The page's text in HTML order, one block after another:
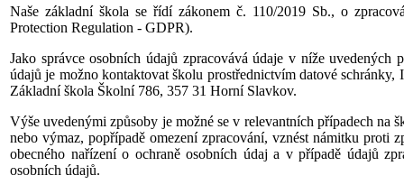
Naše základní škola se řídí zákonem č. 110/2019 Sb., o
Protection Regulation - GDPR).
Jako správce osobních údajů zpracovává údaje v níže
údajů je možno kontaktovat školu prostřednictvím datové
Základní škola Školní 786, 357 31 Horní Slavkov.
Výše uvedenými způsoby je možné se v relevantních případech na
nebo výmaz, popřípadě omezení zpracování, vznést námitku proti
obecného nařízení o ochraně osobních údaj a v případě údajů
osobních údajů.